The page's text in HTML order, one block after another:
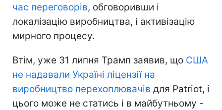
час переговорів, обговоривши і
локалізацію виробництва, і активізацію
мирного процесу.
Втім, уже 31 липня Трамп заявив, що США
не надавали Україні ліцензії на
виробництво перехоплювачів для Patriot, і
цього може не статись і в майбутньому -